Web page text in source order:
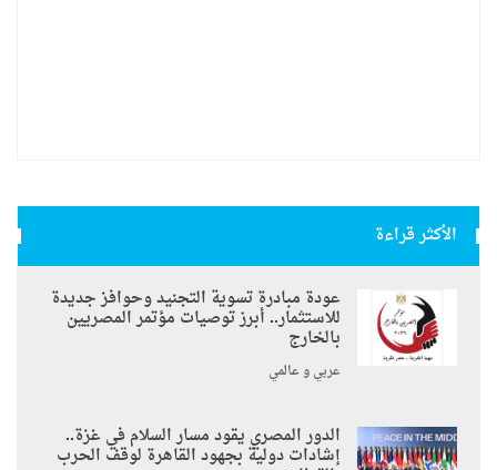
الأكثر قراءة
عودة مبادرة تسوية التجنيد وحوافز جديدة
للاستثمار.. أبرز توصيات مؤتمر المصريين
بالخارج
عربي و عالمي
الدور المصري يقود مسار السلام في غزة..
إشادات دولية بجهود القاهرة لوقف الحرب